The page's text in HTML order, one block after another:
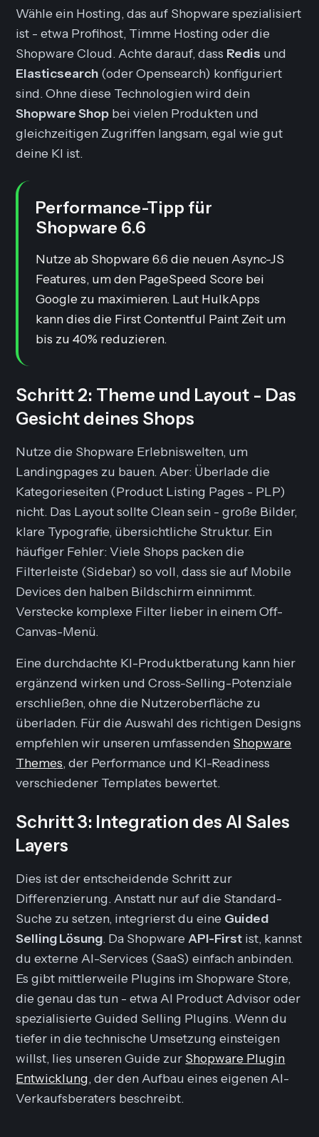
Wähle ein Hosting, das auf Shopware spezialisiert
ist - etwa Profihost, Timme Hosting oder die
Shopware Cloud. Achte darauf, dass Redis und
Elasticsearch (oder Opensearch) konfiguriert
sind. Ohne diese Technologien wird dein
Shopware Shop bei vielen Produkten und
gleichzeitigen Zugriffen langsam, egal wie gut
deine KI ist.
Performance-Tipp für
Shopware 6.6
Nutze ab Shopware 6.6 die neuen Async-JS
Features, um den PageSpeed Score bei
Google zu maximieren. Laut HulkApps
kann dies die First Contentful Paint Zeit um
bis zu 40% reduzieren.
Schritt 2: Theme und Layout - Das
Gesicht deines Shops
Nutze die Shopware Erlebniswelten, um
Landingpages zu bauen. Aber: Überlade die
Kategorieseiten (Product Listing Pages - PLP)
nicht. Das Layout sollteCleansein - große Bilder,
klare Typografie, übersichtliche Struktur. Ein
häufiger Fehler: Viele Shops packen die
Filterleiste (Sidebar) so voll, dass sie auf Mobile
Devices den halben Bildschirm einnimmt.
Verstecke komplexe Filter lieber in einemOff-
Canvas-Menü.
Eine durchdachte KI-Produktberatung kann hier
ergänzend wirken und Cross-Selling-Potenziale
erschließen, ohne die Nutzeroberfläche zu
überladen. Für die Auswahl des richtigen Designs
empfehlen wir unseren umfassenden Shopware
Themes, der Performance und KI-Readiness
verschiedener Templates bewertet.
Schritt 3: Integration des AI Sales
Layers
Dies ist der entscheidende Schritt zur
Differenzierung. Anstatt nur auf die Standard-
Suche zu setzen, integrierst du eine Guided
Selling Lösung. Da Shopware API-First ist, kannst
du externe AI-Services (SaaS) einfach anbinden.
Es gibt mittlerweile Plugins im Shopware Store,
die genau das tun - etwa AI Product Advisoroder
spezialisierte Guided Selling Plugins. Wenn du
tiefer in die technische Umsetzung einsteigen
willst, lies unseren Guide zur Shopware Plugin
Entwicklung, der den Aufbau eines eigenen AI-
Verkaufsberaters beschreibt.